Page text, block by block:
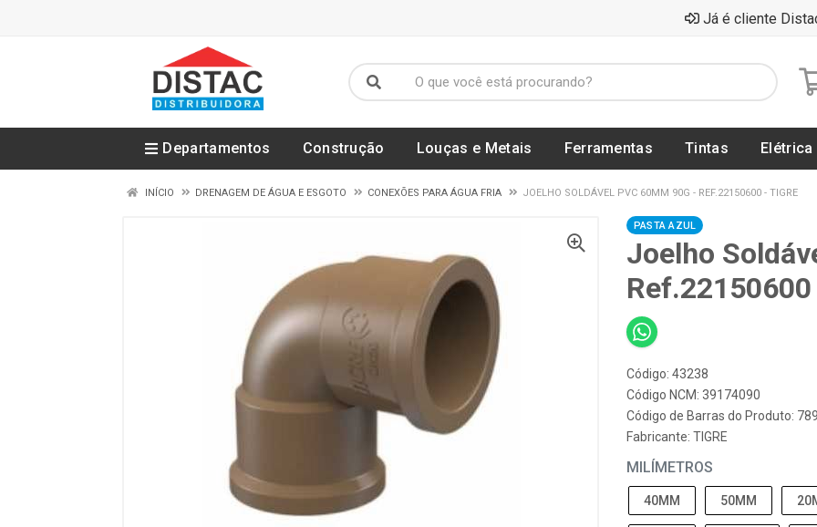
Já é cliente
Departamentos Construção Louças e Metais Ferramentas Tintas Elétrica
INÍCIO DRENAGEM DE ÁGUA E ESGOTO CONEXÕES PARA ÁGUA FRIA JOELHO SOLDÁVEL PVC 60MM 90G - REF.22150600 - TIGRE
PASTA AZUL
Joelho
Ref.22150600
Código: 43238
Código NCM: 39174090
Código de Barras do Produto:
Fabricante: TIGRE
MILÍMETROS
40MM 50MM